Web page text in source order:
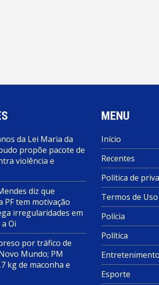
da Lei Maria da
propõe pacote de
violência e
diz que
PF tem motivação
irregularidades em
Oi
por tráfico de
Mundo; PM
kg de maconha e
MENU
Início
Recentes
Política de
Termos de Uso
Polícia
Política
Entretenimento
Esporte